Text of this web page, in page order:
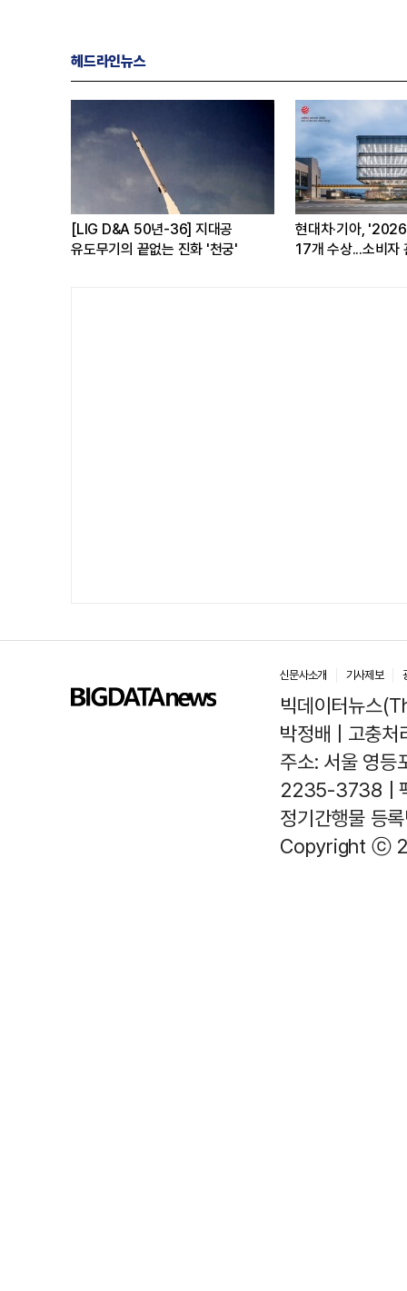
헤드라인뉴스
[LIG D&A 50년-36] 지대공
유도무기의 끝없는 진화 '천궁'
현대차·기아,
17개 수상...소비자
신문사소개 기사제보
빅데이터뉴스
박정배 | 고충
주소: 서울 영
2235-3738 |
정기간행물 등
Copyright ⓒ